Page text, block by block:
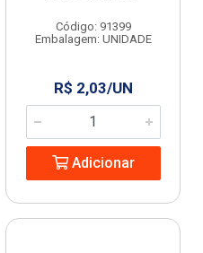
Código: 91399
Embalagem: UNIDADE
R$ 2,03/UN
Adicionar